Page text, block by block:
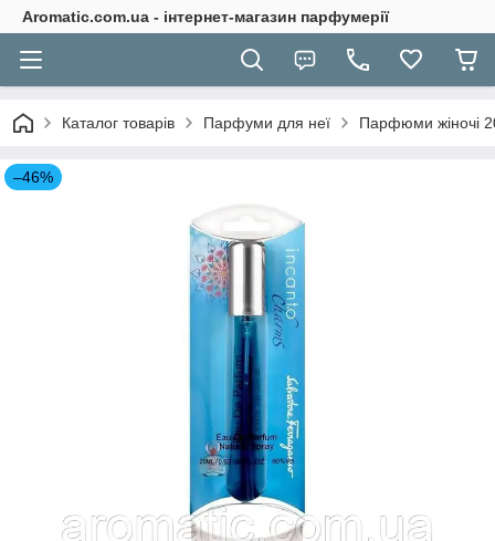
Aromatic.com.ua - інтернет-магазин парфумерії
Каталог товарів Парфуми для неї Парфюми жіночі
–46%